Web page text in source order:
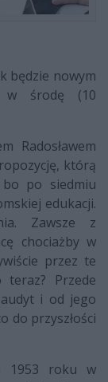
będzie nowym
w środę (10
Radosławem
którą
bo po siedmiu
edukacji.
Zawsze z
chociażby w
przez te
teraz? Przede
i od jego
do przyszłości
1953 roku w